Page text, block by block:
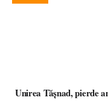
Unirea Tășnad, pierde